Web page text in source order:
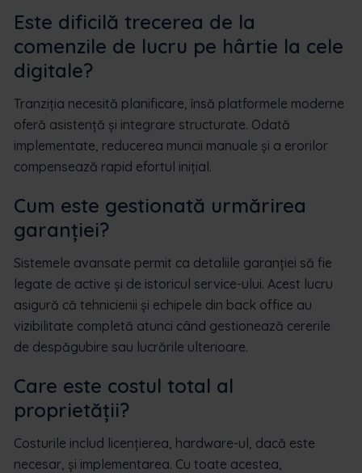
Este dificilă trecerea de la
comenzile de lucru pe hârtie la cele
digitale?
Tranziția necesită planificare, însă platformele moderne
oferă asistență și integrare structurate. Odată
implementate, reducerea muncii manuale și a erorilor
compensează rapid efortul inițial.
Cum este gestionată urmărirea
garanției?
Sistemele avansate permit ca detaliile garanției să fie
legate de active și de istoricul service-ului. Acest lucru
asigură că tehnicienii și echipele din back office au
vizibilitate completă atunci când gestionează cererile
de despăgubire sau lucrările ulterioare.
Care este costul total al
proprietății?
Costurile includ licențierea, hardware-ul, dacă este
necesar, și implementarea. Cu toate acestea,